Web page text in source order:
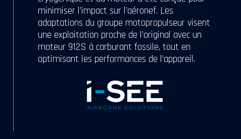
minimiser l’impact sur l’aéronef. Les
adaptations du groupe motopropulseur visent
une exploitation proche de l’original avec un
moteur 912S à carburant fossile, tout en
optimisant les performances de l’appareil.